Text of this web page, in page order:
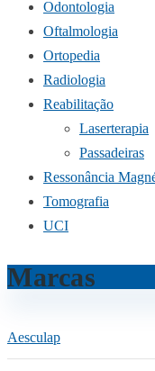
Odontologia
Oftalmologia
Ortopedia
Radiologia
Reabilitação
Laserterapia
Passadeiras
Ressonância
Tomografia
UCI
Marcas
Aesculap